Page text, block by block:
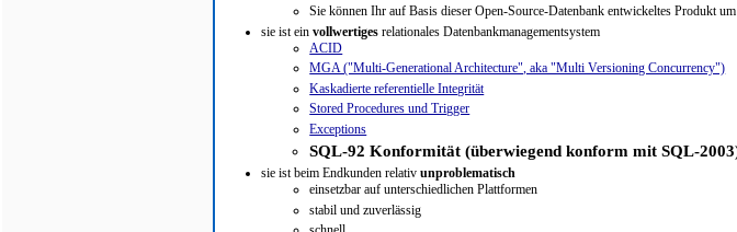
Sie können Ihr auf Basis dieser Open-Source-Datenbank entwickeltes Produkt
sie ist einvollwertiges relationales Datenbankmanagementsystem
ACID
MGA ("Multi-Generational Architecture", aka "Multi Versioning Concurrency")
Kaskadierte referentielle Integrität
Stored Procedures und Trigger
Exceptions
SQL-92 Konformität (überwiegend konform mitSQL-2003
sie ist beim Endkunden relativunproblematisch
einsetzbar auf unterschiedlichen Plattformen
stabil und zuverlässig